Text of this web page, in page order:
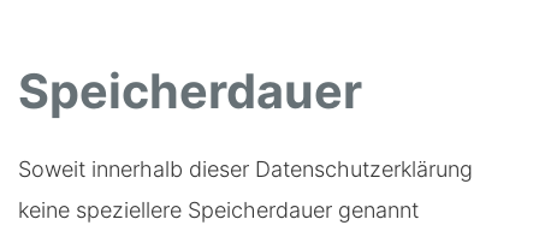
Speicherdauer
Soweit innerhalb dieser Datenschutzerklärung
keine speziellere Speicherdauer genannt